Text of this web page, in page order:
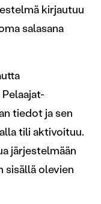
kirjautuu
salasana
tiedot ja sen
tili aktivoituu.
järjestelmään
sisällä olevien